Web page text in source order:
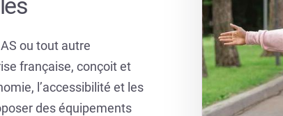
ou tout autre
française, conçoit et
l’accessibilité et les
des équipements